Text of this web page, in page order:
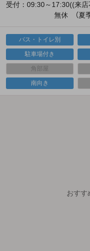
受付：09:30～17:30((来店
無休 （夏
バス・トイレ別
駐車場付き
角部屋
南向き
おすす